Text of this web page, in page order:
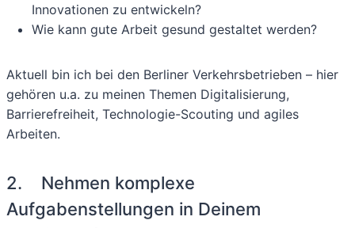
Innovationen zu entwickeln?
Wie kann gute Arbeit gesund gestaltet werden?
Aktuell bin ich bei den Berliner Verkehrsbetrieben – hier
gehören u.a. zu meinen Themen Digitalisierung,
Barrierefreiheit, Technologie-Scouting und agiles
Arbeiten.
2. Nehmen komplexe
Aufgabenstellungen in Deinem